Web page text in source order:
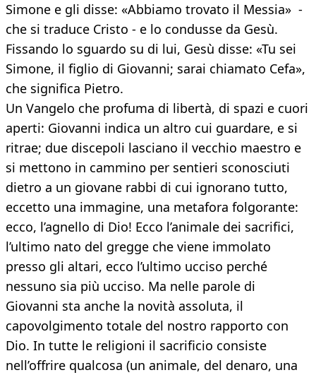
Simone e gli disse: «Abbiamo trovato il Messia» -
che si traduce Cristo - e lo condusse da Gesù.
Fissando lo sguardo su di lui, Gesù disse: «Tu sei
Simone, il figlio di Giovanni; sarai chiamato Cefa»,
che significa Pietro.
Un Vangelo che profuma di libertà, di spazi e cuori
aperti: Giovanni indica un altro cui guardare, e si
ritrae; due discepoli lasciano il vecchio maestro e
si mettono in cammino per sentieri sconosciuti
dietro a un giovane rabbi di cui ignorano tutto,
eccetto una immagine, una metafora folgorante:
ecco, l’agnello di Dio! Ecco l’animale dei sacrifici,
l’ultimo nato del gregge che viene immolato
presso gli altari, ecco l’ultimo ucciso perché
nessuno sia più ucciso. Ma nelle parole di
Giovanni sta anche la novità assoluta, il
capovolgimento totale del nostro rapporto con
Dio. In tutte le religioni il sacrificio consiste
nell’offrire qualcosa (un animale, del denaro, una